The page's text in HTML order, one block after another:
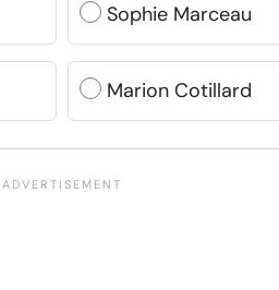
Sophie Marceau
Marion Cotillard